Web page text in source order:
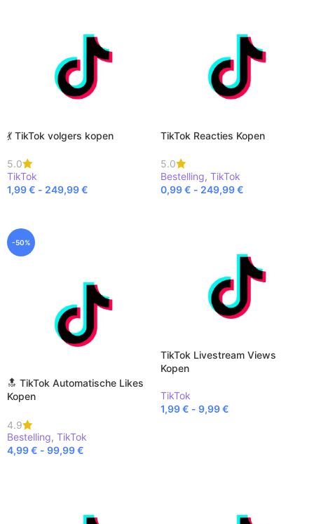
💃 TikTok volgers kopen
5.0
TikTok
1,99€ - 249,99€
TikTok Reacties Kopen
5.0
Bestelling, TikTok
0,99€ - 249,99€
-50%
🔝 TikTok Automatische Likes
Kopen
4.9
Bestelling, TikTok
4,99€ - 99,99€
TikTok Livestream Views
Kopen
TikTok
1,99€ - 9,99€